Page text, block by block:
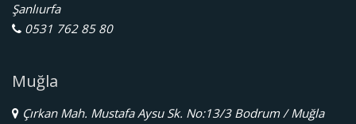
Şanlıurfa
0531 762 85 80
Muğla
Çırkan Mah. Mustafa Aysu Sk. No:13/3 Bodrum / Muğla